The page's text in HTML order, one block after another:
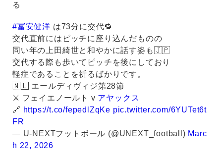
る
#冨安健洋 は73分に交代🔁
交代直前にはピッチに座り込んだものの
同い年の上田綺世と和やかに話す姿も🇯🇵
交代する際も歩いてピッチを後にしており
軽症であることを祈るばかりです。
🇳🇱 エールディヴィジ第28節
⚔️ フェイエノールト v アヤックス
🔗 https://t.co/fepedlZqKe pic.twitter.com/6YUTet6t
FR
— U-NEXTフットボール (@UNEXT_football) Marc
h 22, 2026